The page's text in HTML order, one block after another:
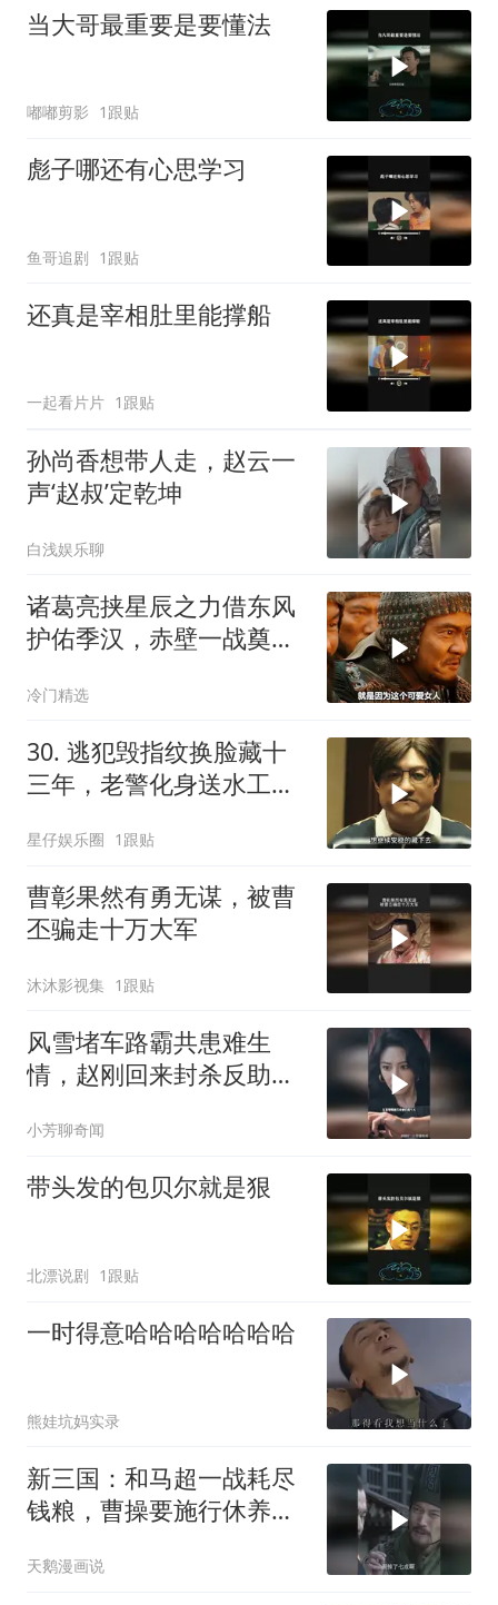
当大哥最重要是要懂法
嘟嘟剪影 1跟贴
彪子哪还有心思学习
鱼哥追剧 1跟贴
还真是宰相肚里能撑船
一起看片片 1跟贴
孙尚香想带人走，赵云一
声‘赵叔’定乾坤
白浅娱乐聊
诸葛亮挟星辰之力借东风
护佑季汉，赤壁一战奠定
冷门精选
30. 逃犯毁指纹换脸藏十
三年，老警化身送水工凭
星仔娱乐圈 1跟贴
曹彰果然有勇无谋，被曹
丕骗走十万大军
沐沐影视集 1跟贴
风雪堵车路霸共患难生
情，赵刚回来封杀反助两
小芳聊奇闻
带头发的包贝尔就是狠
北漂说剧 1跟贴
一时得意哈哈哈哈哈哈哈
熊娃坑妈实录
新三国：和马超一战耗尽
钱粮，曹操要施行休养生
天鹅漫画说